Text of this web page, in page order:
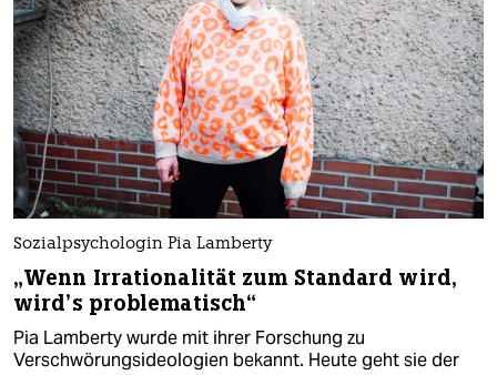
Sozialpsychologin Pia Lamberty
„Wenn Irrationalität zum Standard wird,
wird’s problematisch“
Pia Lamberty wurde mit ihrer Forschung zu
Verschwörungsideologien bekannt. Heute geht sie der